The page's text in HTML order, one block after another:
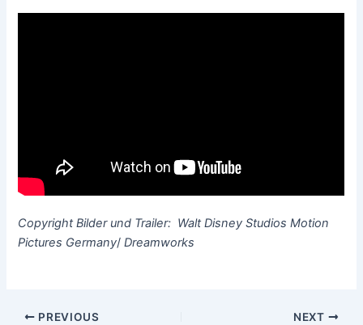
Copyright Bilder und Trailer: Walt Disney Studios Motion
Pictures Germany/Dreamworks
Post
PREVIOUS NEXT